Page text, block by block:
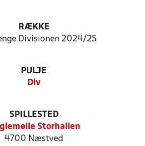
RÆKKE
Divisionen 2024/25
PULJE
Div
SPILLESTED
Storhallen
4700 Næstved